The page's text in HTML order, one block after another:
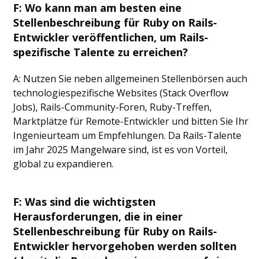
F: Wo kann man am besten eine
Stellenbeschreibung für Ruby on Rails-
Entwickler veröffentlichen, um Rails-
spezifische Talente zu erreichen?
A: Nutzen Sie neben allgemeinen Stellenbörsen auch
technologiespezifische Websites (Stack Overflow
Jobs), Rails-Community-Foren, Ruby-Treffen,
Marktplätze für Remote-Entwickler und bitten Sie Ihr
Ingenieurteam um Empfehlungen. Da Rails-Talente
im Jahr 2025 Mangelware sind, ist es von Vorteil,
global zu expandieren.
F: Was sind die wichtigsten
Herausforderungen, die in einer
Stellenbeschreibung für Ruby on Rails-
Entwickler hervorgehoben werden sollten